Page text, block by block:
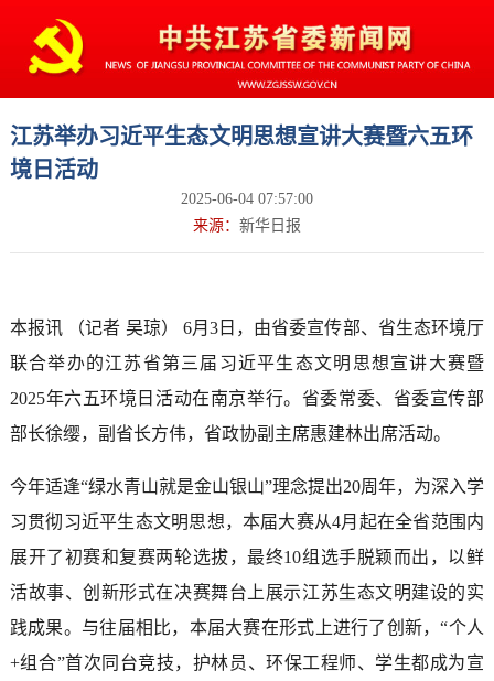
江苏举办习近平生态文明思想宣讲大赛暨六五环
境日活动
2025-06-04 07:57:00
来源： 新华日报
本报讯 （记者 吴琼） 6月3日，由省委宣传部、省生态环境厅
联合举办的江苏省第三届习近平生态文明思想宣讲大赛暨
2025年六五环境日活动在南京举行。省委常委、省委宣传部
部长徐缨，副省长方伟，省政协副主席惠建林出席活动。
今年适逢“绿水青山就是金山银山”理念提出20周年，为深入学
习贯彻习近平生态文明思想，本届大赛从4月起在全省范围内
展开了初赛和复赛两轮选拔，最终10组选手脱颖而出，以鲜
活故事、创新形式在决赛舞台上展示江苏生态文明建设的实
践成果。与往届相比，本届大赛在形式上进行了创新，“个人
+组合”首次同台竞技，护林员、环保工程师、学生都成为宣